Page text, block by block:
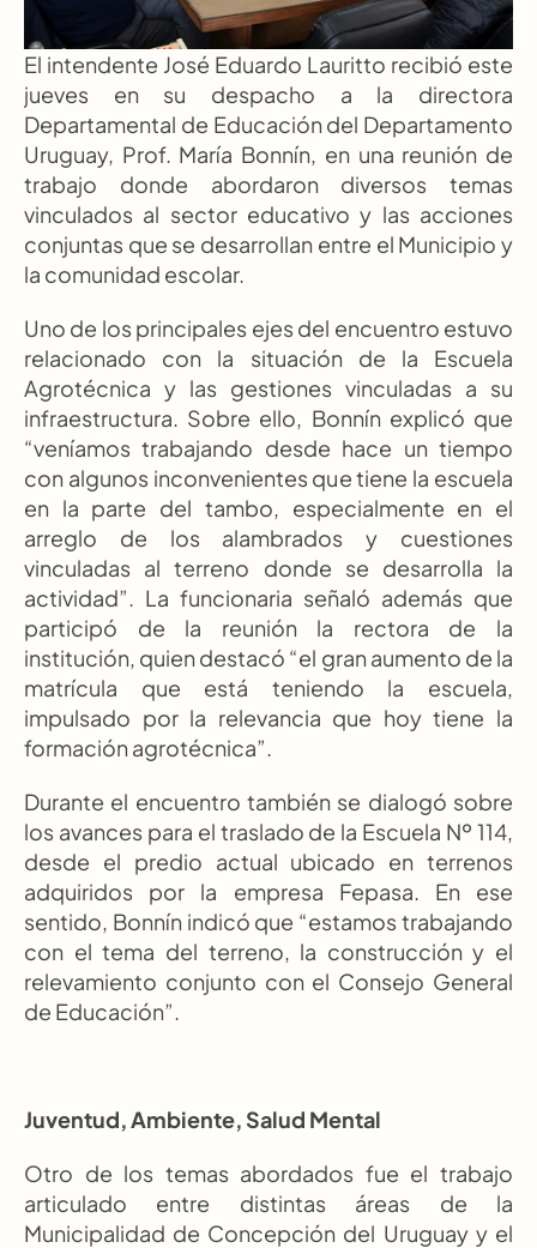
El intendente José Eduardo Lauritto recibió este
jueves en su despacho a la directora
Departamental de Educación del Departamento
Uruguay, Prof. María Bonnín, en una reunión de
trabajo donde abordaron diversos temas
vinculados al sector educativo y las acciones
conjuntas que se desarrollan entre el Municipio y
la comunidad escolar.
Uno de los principales ejes del encuentro estuvo
relacionado con la situación de la Escuela
Agrotécnica y las gestiones vinculadas a su
infraestructura. Sobre ello, Bonnín explicó que
“veníamos trabajando desde hace un tiempo
con algunos inconvenientes que tiene la escuela
en la parte del tambo, especialmente en el
arreglo de los alambrados y cuestiones
vinculadas al terreno donde se desarrolla la
actividad”. La funcionaria señaló además que
participó de la reunión la rectora de la
institución, quien destacó “el gran aumento de la
matrícula que está teniendo la escuela,
impulsado por la relevancia que hoy tiene la
formación agrotécnica”.
Durante el encuentro también se dialogó sobre
los avances para el traslado de la Escuela Nº 114,
desde el predio actual ubicado en terrenos
adquiridos por la empresa Fepasa. En ese
sentido, Bonnín indicó que “estamos trabajando
con el tema del terreno, la construcción y el
relevamiento conjunto con el Consejo General
de Educación”.
Juventud, Ambiente, Salud Mental
Otro de los temas abordados fue el trabajo
articulado entre distintas áreas de la
Municipalidad de Concepción del Uruguay y el